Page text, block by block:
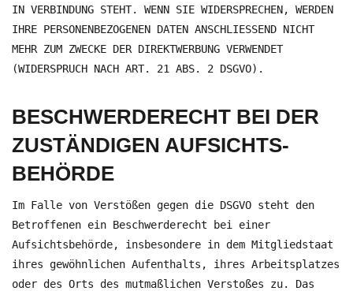
IN VERBINDUNG STEHT. WENN SIE WIDERSPRECHEN, WERDEN
IHRE PERSONENBEZOGENEN DATEN ANSCHLIESSEND NICHT
MEHR ZUM ZWECKE DER DIREKTWERBUNG VERWENDET
(WIDERSPRUCH NACH ART. 21 ABS. 2 DSGVO).
BESCHWERDE­RECHT BEI DER
ZUSTÄNDIGEN AUFSICHTS­
BEHÖRDE
Im Falle von Verstößen gegen die DSGVO steht den
Betroffenen ein Beschwerderecht bei einer
Aufsichtsbehörde, insbesondere in dem Mitgliedstaat
ihres gewöhnlichen Aufenthalts, ihres Arbeitsplatzes
oder des Orts des mutmaßlichen Verstoßes zu. Das